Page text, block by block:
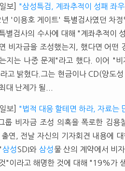
보]
"삼성특검, 계좌추적이 성패 좌
'이용호 게이트' 특별검사였던 차
별검사의 수사에 대해 "계좌추적이
비자금을 조성했는지, 했다면 어떤
지는 나중 문제"라고 했다. 이어 "
고 밝혔다.그는 현금이나 CD(양도
대 난제가 될...
보]
"법적 대응 할테면 하라, 자료는
룹 비자금 조성 의혹을 폭로한 김
연, 전날 자신의 기자회견 내용에
삼성 SDI와 삼성 물 산의 계약에서 비
"이라고 해명한 것에 대해 "19%가